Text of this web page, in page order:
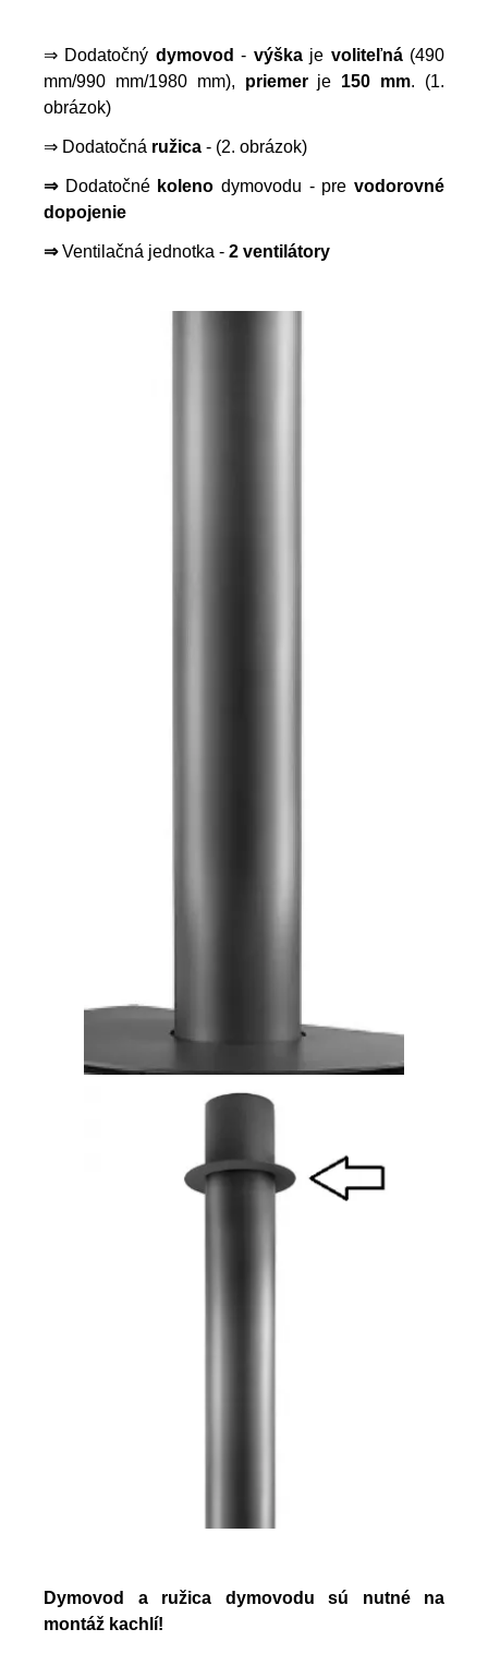
⇒ Dodatočný dymovod - výškaje voliteľná(490
mm/990 mm/1980 mm), priemerje 150 mm. (1.
obrázok)
⇒ Dodatočná ružica - (2. obrázok)
⇒ Dodatočné koleno dymovodu - prevodorovné
dopojenie
⇒Ventilačná jednotka - 2 ventilátory
Dymovod a ružica dymovodu sú nutné na
montáž kachlí!